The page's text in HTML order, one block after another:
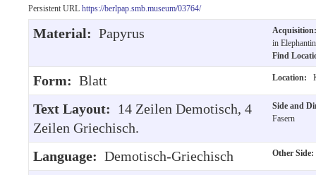
Persistent URL https://berlpap.smb.museum/03764/
Material: Papyrus
in
Find
Form: Blatt Location:
Text Layout: 14 Zeilen Demotisch, 4
Zeilen Griechisch.
Side and
Fasern
Language: Demotisch-Griechisch Other